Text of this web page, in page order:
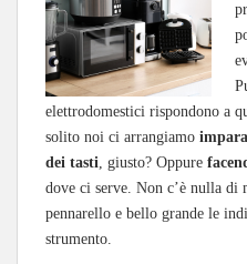
elettrodomestici rispondono a
solito noi ci arrangiamo
dei tasti , giusto? Oppure
dove ci serve. Non c’è nulla di
pennarello e bello grande le
strumento.